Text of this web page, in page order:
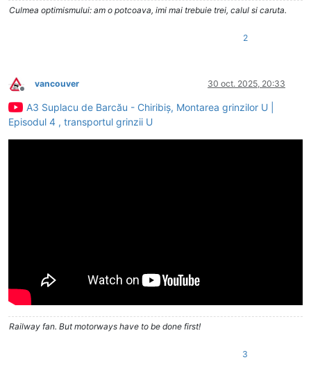
Culmea optimismului: am o potcoava, imi mai trebuie trei, calul si caruta.
2
Deconectat
vancouver 30 oct. 2025, 20:33
A3 Suplacu de Barcău - Chiribiș, Montarea grinzilor U |
Episodul 4 , transportul grinzii U
Railway fan. But motorways have to be done first!
3